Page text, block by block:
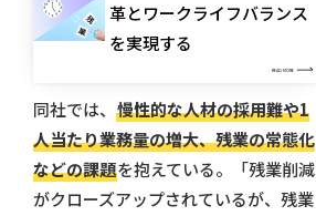
革とワークライフバランス
を実現する
READ MORE
同社では、 慢性的な人材の採用難や1
人当たり業務量の増大、残業の常態化
などの課題を抱えている。「残業削減
がクローズアップされているが、残業